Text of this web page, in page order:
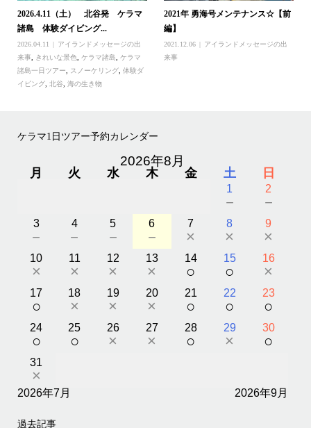
2026.4.11（土） 北谷発 ケラマ
諸島 体験ダイビング...
2026.04.11
アイランドメッセージの出
来事, きれいな景色, ケラマ諸島, ケラマ
諸島一日ツアー, スノーケリング, 体験ダ
イビング, 北谷, 海の生き物
2021年 勇海号メンテナンス☆【前
編】
2021.12.06
アイランドメッセージの出
来事
ケラマ1日ツアー予約カレンダー
2026年8月
月 火 水 木 金 土 日
1
－
2
－
3
－
4
－
5
－
6
－
7
×
8
×
9
×
10
×
11
×
12
×
13
×
14
○
15
○
16
×
17
○
18
×
19
×
20
×
21
○
22
○
23
○
24
○
25
○
26
×
27
×
28
○
29
×
30
○
31
×
2026年7月 2026年9月
過去記事